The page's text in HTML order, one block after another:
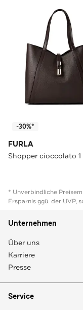
-30%*
FURLA
Shopper cioccolato 1
* Unverbindliche
Ersparnis ggü. der UVP,
Unternehmen
Über uns
Karriere
Presse
Service